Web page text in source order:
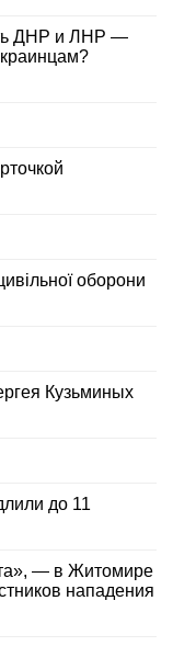
ДНР и ЛНР —
оборони
Кузьминых
до 11
— в Житомире
нападения